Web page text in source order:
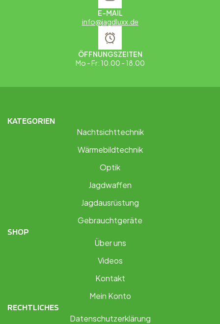
E-MAIL
info@jagdluxx.de
ÖFFNUNGSZEITEN
Mo - Fr: 10.00 - 18.00
KATEGORIEN
Nachtsichttechnik
Wärmebildtechnik
Optik
Jagdwaffen
Jagdausrüstung
Gebrauchtgeräte
SHOP
Über uns
Videos
Kontakt
Mein Konto
RECHTLICHES
Datenschutzerklärung